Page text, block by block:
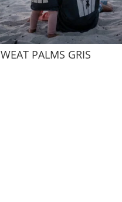
PALMS GRIS